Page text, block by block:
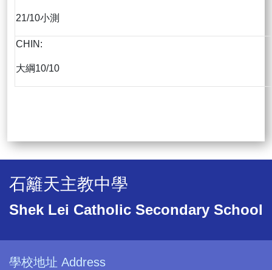
21/10小測
CHIN:
大綱10/10
石籬天主教中學
Shek Lei Catholic Secondary School
學校地址 Address